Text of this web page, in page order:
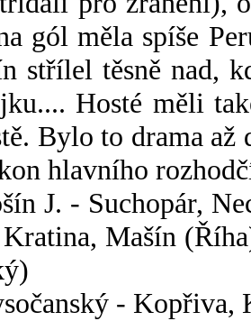
gól měla spíše
střílel těsně nad,
Hosté měli
Bylo to drama až
hlavního
J. - Suchopár,
Mašín
- Kopřiva,